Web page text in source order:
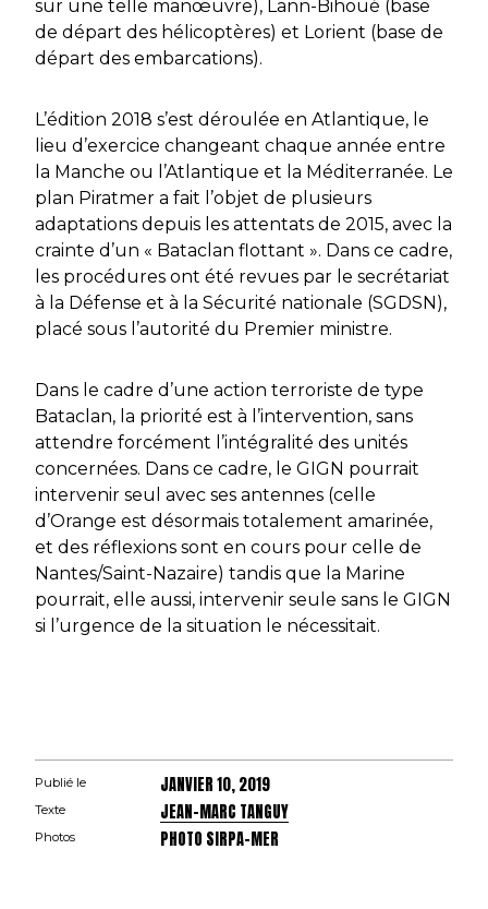
sur une telle manœuvre), Lann-Bihoué (base
de départ des hélicoptères) et Lorient (base de
départ des embarcations).
L’édition 2018 s’est déroulée en Atlantique, le
lieu d’exercice changeant chaque année entre
la Manche ou l’Atlantique et la Méditerranée. Le
plan Piratmer a fait l’objet de plusieurs
adaptations depuis les attentats de 2015, avec la
crainte d’un « Bataclan flottant ». Dans ce cadre,
les procédures ont été revues par le secrétariat
à la Défense et à la Sécurité nationale (SGDSN),
placé sous l’autorité du Premier ministre.
Dans le cadre d’une action terroriste de type
Bataclan, la priorité est à l’intervention, sans
attendre forcément l’intégralité des unités
concernées. Dans ce cadre, le GIGN pourrait
intervenir seul avec ses antennes (celle
d’Orange est désormais totalement amarinée,
et des réflexions sont en cours pour celle de
Nantes/Saint-Nazaire) tandis que la Marine
pourrait, elle aussi, intervenir seule sans le GIGN
si l’urgence de la situation le nécessitait.
Publié le JANVIER 10, 2019
Texte JEAN-MARC TANGUY
Photos PHOTO SIRPA-MER